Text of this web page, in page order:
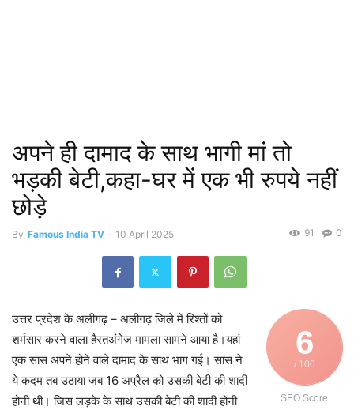
अपने ही दामाद के साथ भागी मां तो
भड़की बेटी,कहा-घर में एक भी रुपये नहीं
छोड़े
By Famous India TV - 10 April 2025 0
91
6
/ 100
SEO Score
उत्तर प्रदेश के अलीगढ़ – अलीगढ़ जिले में रिश्तों को
शर्मसार करने वाला हैरतअंगेज मामला सामने आया है।यहां
एक सास अपने होने वाले दामाद के साथ भाग गई। सास ने
ये कदम तब उठाया जब 16 अप्रैल को उसकी बेटी की शादी
होनी थी। जिस लड़के के साथ उसकी बेटी की शादी होनी